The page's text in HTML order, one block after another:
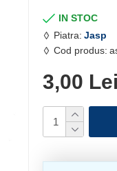
IN STOC
Piatra: Jasp
Cod produs:
3,00 Lei